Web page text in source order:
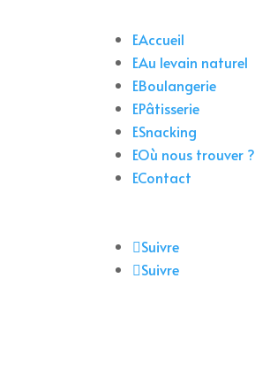
EAccueil
EAu levain naturel
EBoulangerie
EPâtisserie
ESnacking
EOù nous trouver ?
EContact
Suivre
Suivre